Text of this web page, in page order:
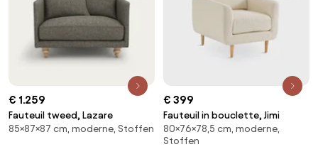
€ 1.259
Fauteuil tweed, Lazare
85×87×87 cm, moderne, Stoffen
€ 399
Fauteuil in bouclette, Jimi
80×76×78,5 cm, moderne,
Stoffen